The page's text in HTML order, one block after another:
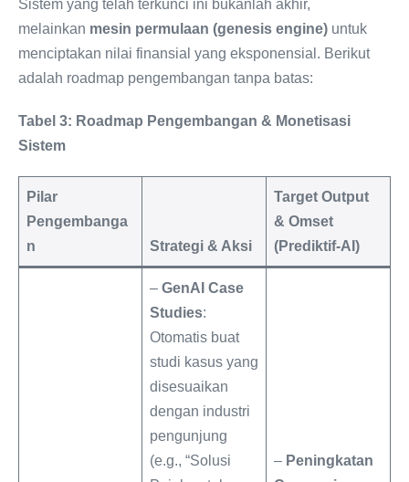
Sistem yang telah terkunci ini bukanlah akhir,
melainkan mesin permulaan (genesis engine) untuk
menciptakan nilai finansial yang eksponensial. Berikut
adalah roadmap pengembangan tanpa batas:
Tabel 3: Roadmap Pengembangan & Monetisasi
Sistem
Pilar
Pengembanga
n
Strategi & Aksi
Target Output
& Omset
(Prediktif-AI)
– GenAI Case
Studies:
Otomatis buat
studi kasus yang
disesuaikan
dengan industri
pengunjung
(e.g., “Solusi
– Peningkatan